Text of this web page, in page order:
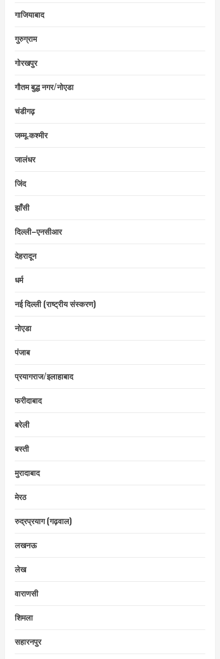
गाजियाबाद
गुरुग्राम
गोरखपुर
गौतम बुद्ध नगर/नोएडा
चंडीगढ़
जम्मू‑कश्मीर
जालंधर
जिंद
झाँसी
दिल्ली–एनसीआर
देहरादून
धर्म
नई दिल्ली (राष्ट्रीय संस्करण)
नोएडा
पंजाब
प्रयागराज/इलाहाबाद
फरीदाबाद
बरेली
बस्ती
मुरादाबाद
मेरठ
रुद्रप्रयाग (गढ़वाल)
लखनऊ
लेख
वाराणसी
शिमला
सहारनपुर